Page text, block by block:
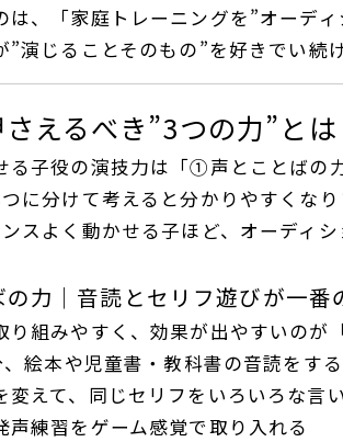
は、「家庭トレーニングを”オーデ
”演じることそのもの”を好きでい続
えるべき”3つの力”とは
る子役の演技力は「①声とことば
に分けて考えると分かりやすくな
スよく動かせる子ほど、オーディ
の力｜音読とセリフ遊びが一番
り組みやすく、効果が出やすいのが
絵本や児童書・教科書の音読をする
変えて、同じセリフをいろいろな言
声練習をゲーム感覚で取り入れる